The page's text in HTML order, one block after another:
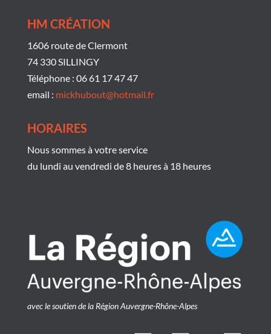
HM CRÉATION
1606 route de Clermont
74 330 SILLINGY
Téléphone : 06 61 17 47 47
email : mickhubout@hotmail.fr
HORAIRES
Nous sommes à votre service
du lundi au vendredi de 8 heures à 18 heures
avec le soutien de la Région Auvergne-Rhône-Alpes